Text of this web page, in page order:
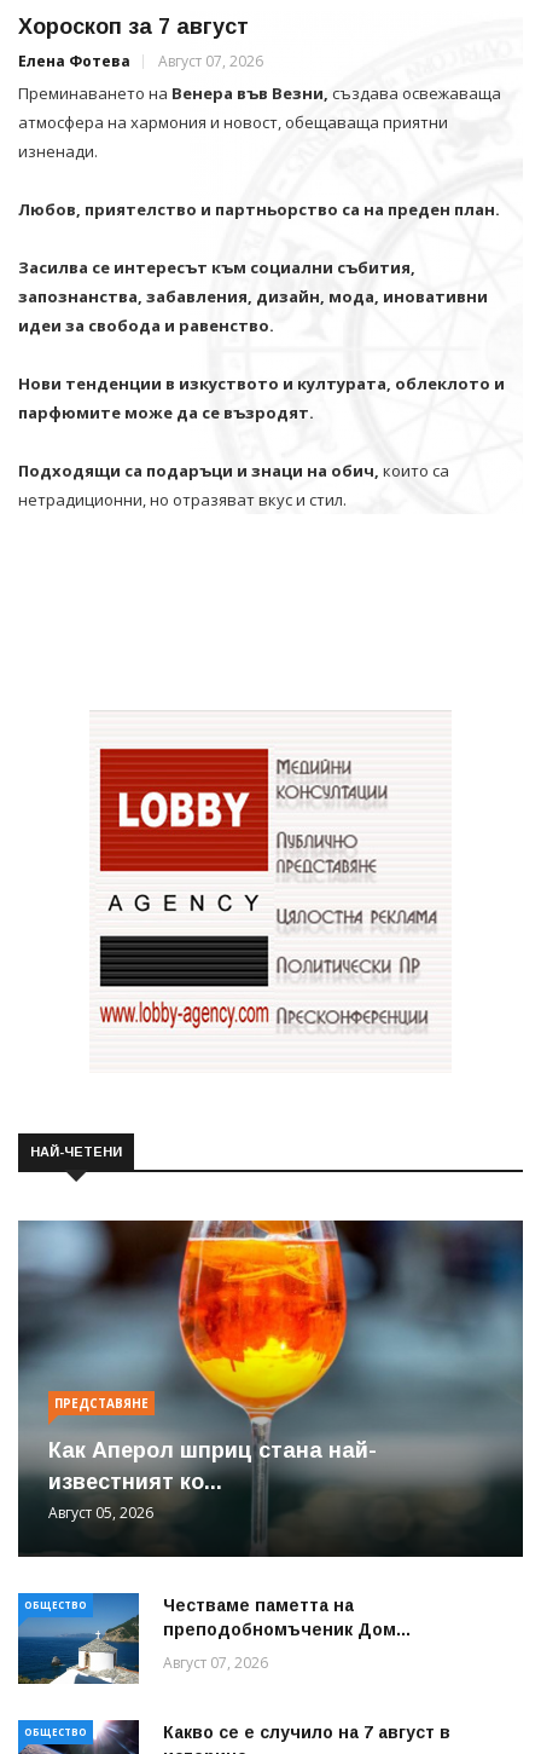
Хороскоп за 7 август
Елена Фотева Август 07, 2026
Преминаването на Венера във Везни, създава освежаваща
атмосфера на хармония и новост, обещаваща приятни
изненади.
Любов, приятелство и партньорство са на преден план.
Засилва се интересът към социални събития,
запознанства, забавления, дизайн, мода, иновативни
идеи за свобода и равенство.
Нови тенденции в изкуството и културата, облеклото и
парфюмите може да се възродят.
Подходящи са подаръци и знаци на обич, които са
нетрадиционни, но отразяват вкус и стил.
НАЙ-ЧЕТЕНИ
ПРЕДСТАВЯНЕ
Как Аперол шприц стана най-
известният ко...
Август 05, 2026
ОБЩЕСТВО
Честваме паметта на
преподобномъченик Дом...
Август 07, 2026
ОБЩЕСТВО
Какво се е случило на 7 август в